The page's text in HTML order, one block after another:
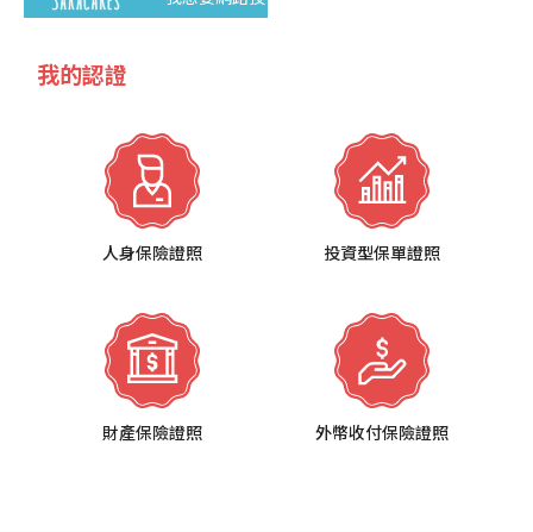
我的認證
人身保險證照 投資型保單證照
財產保險證照 外幣收付保險證照